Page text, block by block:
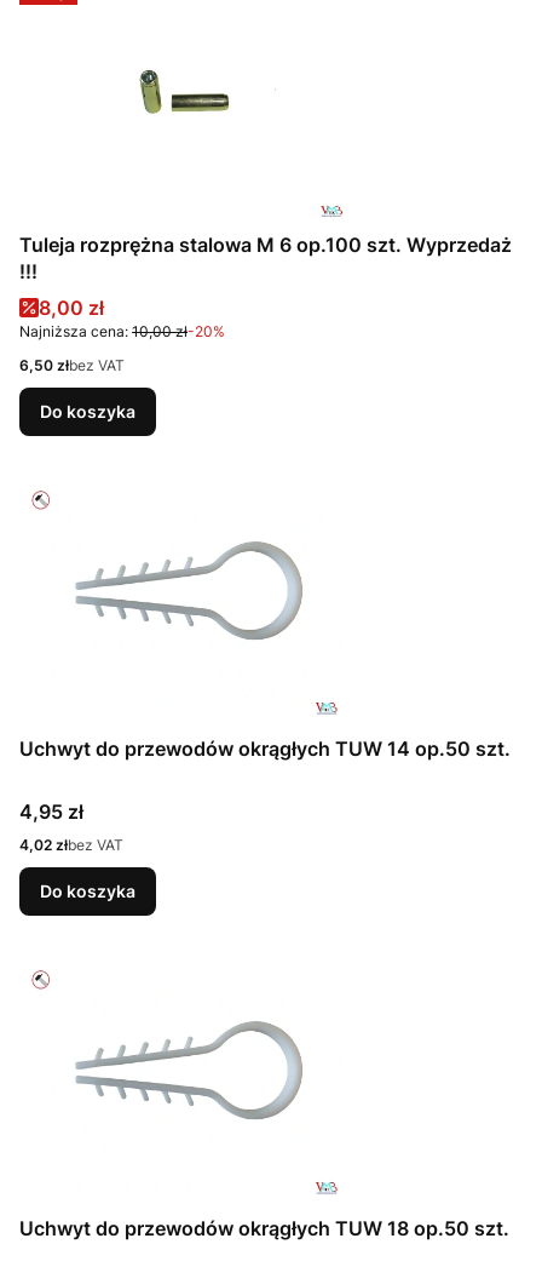
Tuleja rozprężna stalowa M 6 op.100 szt. Wyprzedaż
!!!
Cena promocyjna
8,00 zł
Najniższa cena: 10,00 zł-20%
Cena
6,50 złbez VAT
Do koszyka
Uchwyt do przewodów okrągłych TUW 14 op.50 szt.
Cena
4,95 zł
Cena
4,02 złbez VAT
Do koszyka
Uchwyt do przewodów okrągłych TUW 18 op.50 szt.